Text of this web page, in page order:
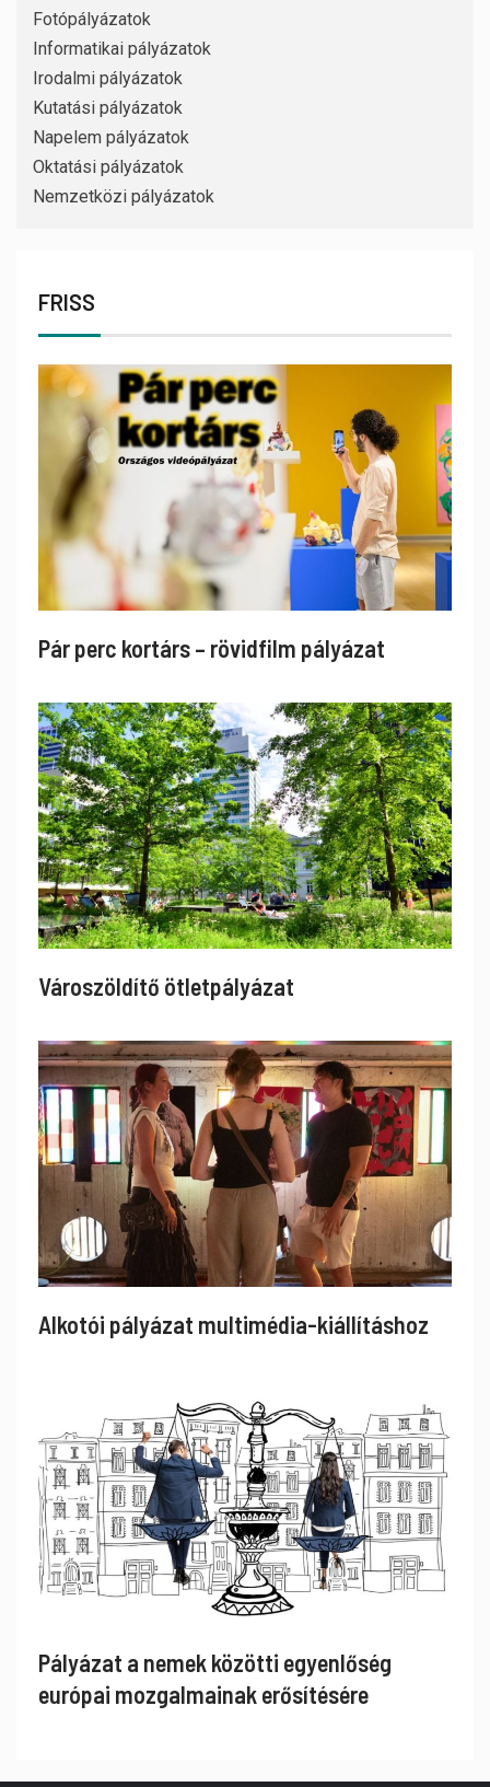
Fotópályázatok
Informatikai pályázatok
Irodalmi pályázatok
Kutatási pályázatok
Napelem pályázatok
Oktatási pályázatok
Nemzetközi pályázatok
FRISS
Pár perc kortárs – rövidfilm pályázat
Városzöldítő ötletpályázat
Alkotói pályázat multimédia-kiállításhoz
Pályázat a nemek közötti egyenlőség
európai mozgalmainak erősítésére